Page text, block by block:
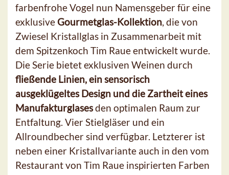
farbenfrohe Vogel nun Namensgeber für eine
exklusiveGourmetglas-Kollektion, die von
Zwiesel Kristallglas in Zusammenarbeit mit
dem Spitzenkoch Tim Raue entwickelt wurde.
Die Serie bietet exklusiven Weinen durch
fließende Linien, ein sensorisch
ausgeklügeltes Design und die Zartheit eines
Manufakturglasesden optimalen Raum zur
Entfaltung. Vier Stielgläser und ein
Allroundbecher sind verfügbar. Letzterer ist
neben einer Kristallvariante auch in den vom
Restaurant von Tim Raue inspirierten Farben